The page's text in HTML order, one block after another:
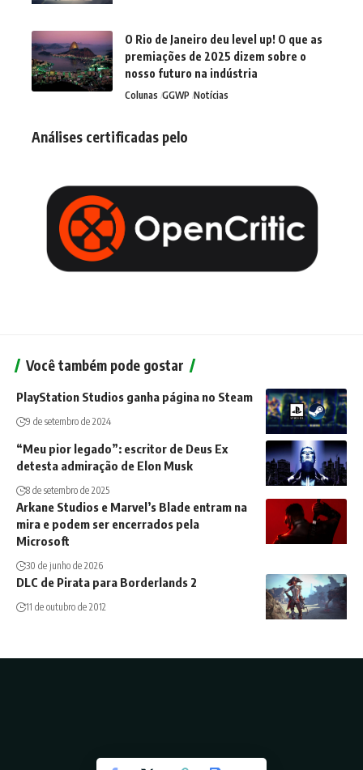
O Rio de Janeiro deu level up! O que as
premiações de 2025 dizem sobre o
nosso futuro na indústria
Colunas GGWP Notícias
Análises certificadas pelo
Você também pode gostar
PlayStation Studios ganha página no Steam
9 de setembro de 2024
“Meu pior legado”: escritor de Deus Ex
detesta admiração de Elon Musk
8 de setembro de 2025
Arkane Studios e Marvel’s Blade entram na
mira e podem ser encerrados pela
Microsoft
30 de junho de 2026
DLC de Pirata para Borderlands 2
11 de outubro de 2012